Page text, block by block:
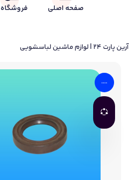
صفحه اصلی فروشگاه
آرین پارت 24 |لوازم ماشین لباسشویی
....